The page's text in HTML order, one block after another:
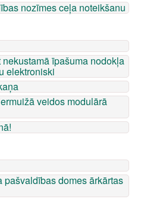
nozīmes ceļa noteikšanu
īpašuma nodokļa
elektroniski
veidos modulārā
pašvaldības domes ārkārtas